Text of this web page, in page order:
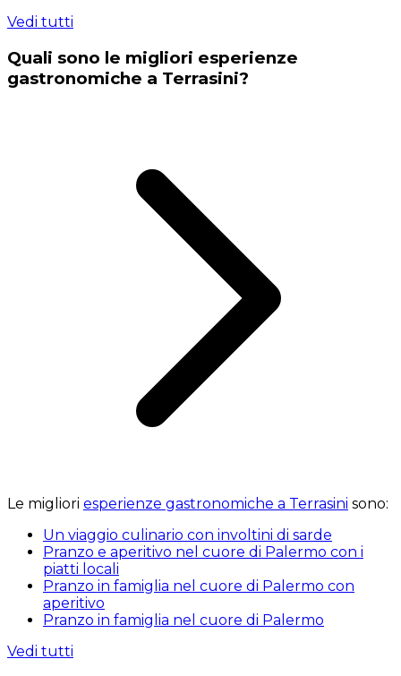
Vedi tutti
Quali sono le migliori esperienze
gastronomiche a Terrasini?
Le migliori esperienze gastronomiche a Terrasini sono:
Un viaggio culinario con involtini di sarde
Pranzo e aperitivo nel cuore di Palermo con i
piatti locali
Pranzo in famiglia nel cuore di Palermo con
aperitivo
Pranzo in famiglia nel cuore di Palermo
Vedi tutti